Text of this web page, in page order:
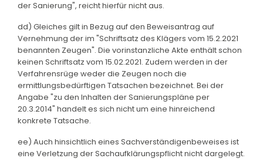
der Sanierung", reicht hierfür nicht aus.
dd) Gleiches gilt in Bezug auf den Beweisantrag auf
Vernehmung der im "Schriftsatz des Klägers vom 15.2.2021
benannten Zeugen". Die vorinstanzliche Akte enthält schon
keinen Schriftsatz vom 15.02.2021. Zudem werden in der
Verfahrensrüge weder die Zeugen noch die
ermittlungsbedürftigen Tatsachen bezeichnet. Bei der
Angabe "zu den Inhalten der Sanierungspläne per
20.3.2014" handelt es sich nicht um eine hinreichend
konkrete Tatsache.
ee) Auch hinsichtlich eines Sachverständigenbeweises ist
eine Verletzung der Sachaufklärungspflicht nicht dargelegt.